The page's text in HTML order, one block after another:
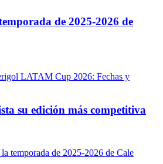
de 2025-2026 de
su edición más competitiva